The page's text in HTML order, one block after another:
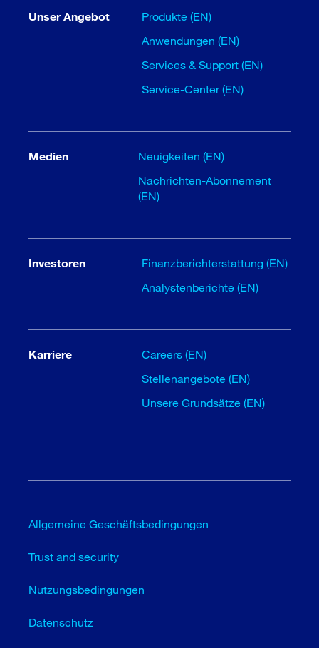
Unser Angebot
Produkte (EN)
Anwendungen (EN)
Services & Support (EN)
Service-Center (EN)
Medien
Neuigkeiten (EN)
Nachrichten-Abonnement
(EN)
Investoren
Finanzberichterstattung (EN)
Analystenberichte (EN)
Karriere
Careers (EN)
Stellenangebote (EN)
Unsere Grundsätze (EN)
Allgemeine Geschäftsbedingungen
Trust and security
Nutzungsbedingungen
Datenschutz